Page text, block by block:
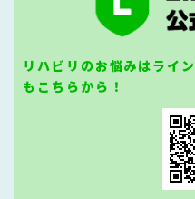
リハビリのお悩みはライ
もこちらから！